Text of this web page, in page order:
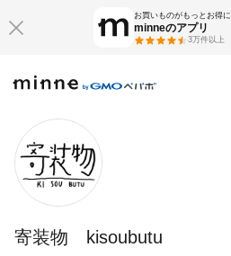
お買いものがもっとお得に
minneのアプリ
3万件以上
寄装物 kisoubutu